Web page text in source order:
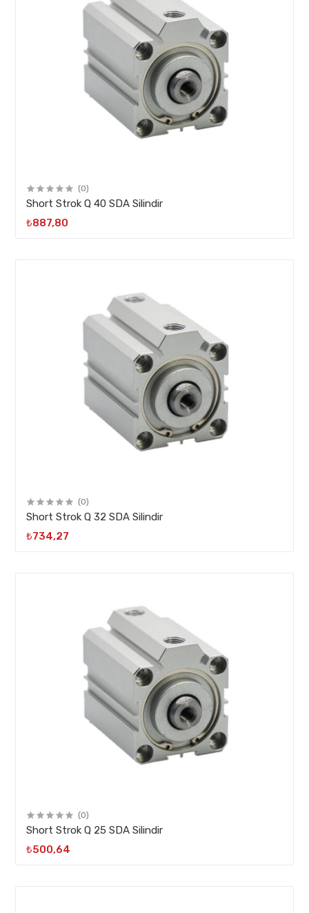
(0)
Short Strok Q 40 SDA Silindir
₺887,80
(0)
Short Strok Q 32 SDA Silindir
₺734,27
(0)
Short Strok Q 25 SDA Silindir
₺500,64